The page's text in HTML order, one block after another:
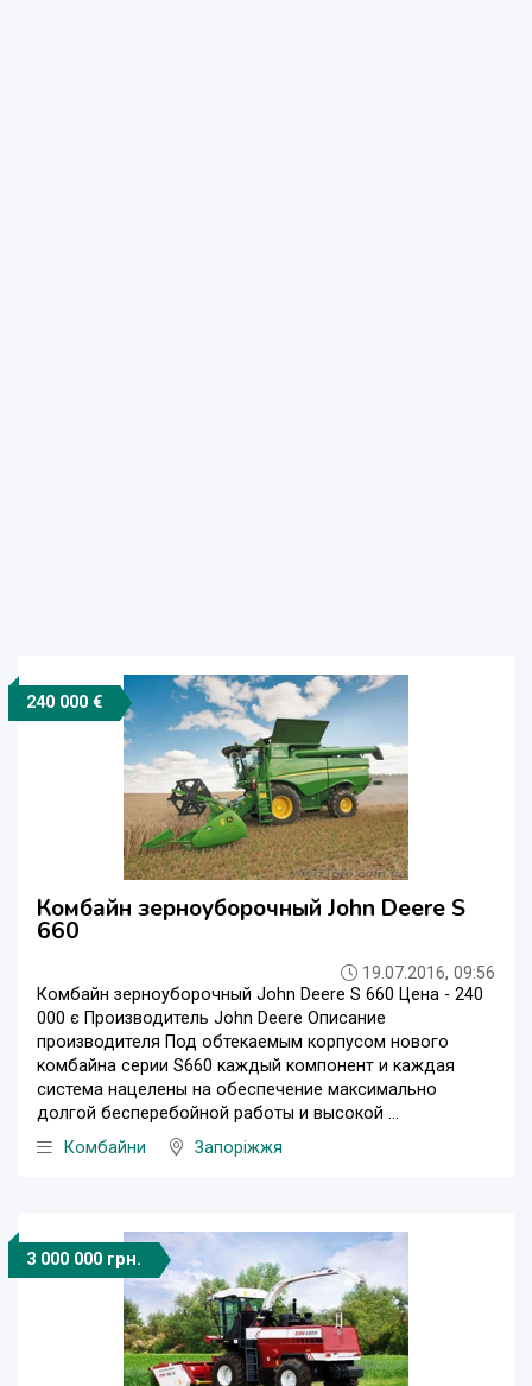
240 000 €
Комбайн зерноуборочный John Deere S
660
19.07.2016, 09:56
Комбайн зерноуборочный John Deere S 660 Цена - 240
000 є Производитель John Deere Описание
производителя Под обтекаемым корпусом нового
комбайна серии S660 каждый компонент и каждая
система нацелены на обеспечение максимально
долгой бесперебойной работы и высокой ...
Комбайни
Запоріжжя
3 000 000 грн.